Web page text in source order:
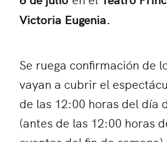
Victoria Eugenia.
Se ruega confirmación de
vayan a cubrir el
de las 12:00 horas del día
(antes de las 12:00 horas